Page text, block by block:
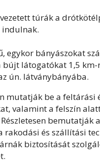
túrák a
egykor bányászokat
látogatókat 1,5 km-
ún. látványbányába.
mutatják be a feltárási
valamint a felszín
bemutatják
rakodási és szállítási
biztosítását